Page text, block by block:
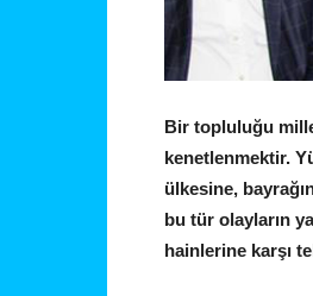
Bir topluluğu
kenetlenmektir.
ülkesine,
bu tür olayların
hainlerine karşı